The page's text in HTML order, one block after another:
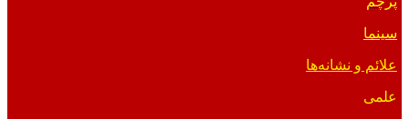
سینما
علائم و نشانه‌ها
علمی